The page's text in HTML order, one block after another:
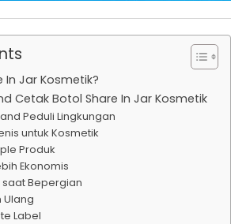
In Jar Kosmetik?
Cetak Botol Share In Jar Kosmetik
Peduli Lingkungan
untuk Kosmetik
Produk
Ekonomis
Bepergian
Ulang
Label